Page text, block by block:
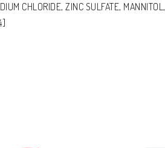
CHLORIDE, ZINC SULFATE, MANNITOL,